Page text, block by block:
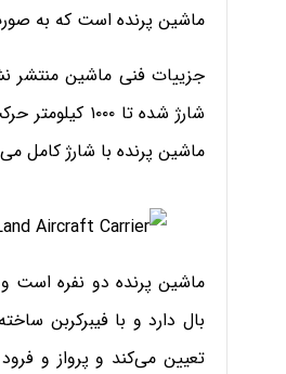
ماشین پرنده است که به
جزییات فنی ماشین منتشر
شارژ شده تا
ماشین پرنده با شارژ کامل
ماشین پرنده دو نفره
بال دارد و با فیبرکربن
تعیین می‌کند و پرواز و